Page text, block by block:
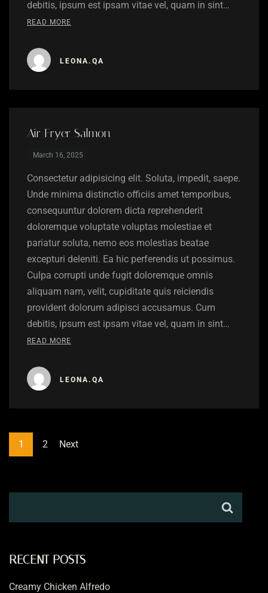
debitis, ipsum est ipsam vitae vel, quam in sint…
READ MORE
LEONA.QA
Air Fryer Salmon
March 16, 2025
Consectetur adipisicing elit. Soluta, impedit, saepe.
Unde minima distinctio officiis amet temporibus,
consequuntur dolorem dicta reprehenderit
doloremque voluptate voluptas molestiae et
pariatur soluta, nemo eos molestias beatae
excepturi deleniti. Ea hic perferendis ut possimus.
Culpa corrupti unde fugit doloremque omnis
aliquam nam, velit, cupiditate quis reiciendis
provident dolorum adipisci accusamus. Cum
debitis, ipsum est ipsam vitae vel, quam in sint…
READ MORE
LEONA.QA
1 2 Next
RECENT POSTS
Creamy Chicken Alfredo